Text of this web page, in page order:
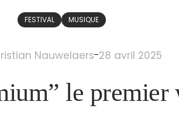
FESTIVAL MUSIQUE
Nauwelaers-28 avril 2025
le premier